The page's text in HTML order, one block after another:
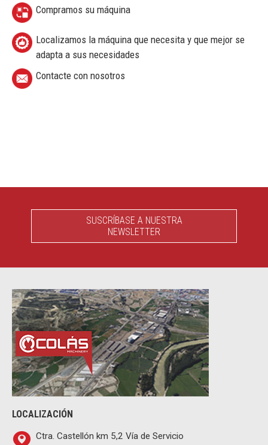
Compramos su máquina
Localizamos la máquina que necesita y que mejor se
adapta a sus necesidades
Contacte con nosotros
SUSCRÍBASE A NUESTRA
NEWSLETTER
LOCALIZACIÓN
Ctra. Castellón km 5,2 Vía de Servicio